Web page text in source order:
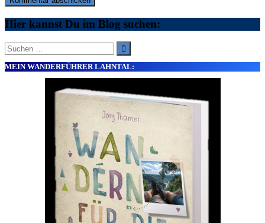
Hier kannst Du im Blog suchen:
Suche
nach:
MEIN WANDERFÜHRER LAHNTAL: